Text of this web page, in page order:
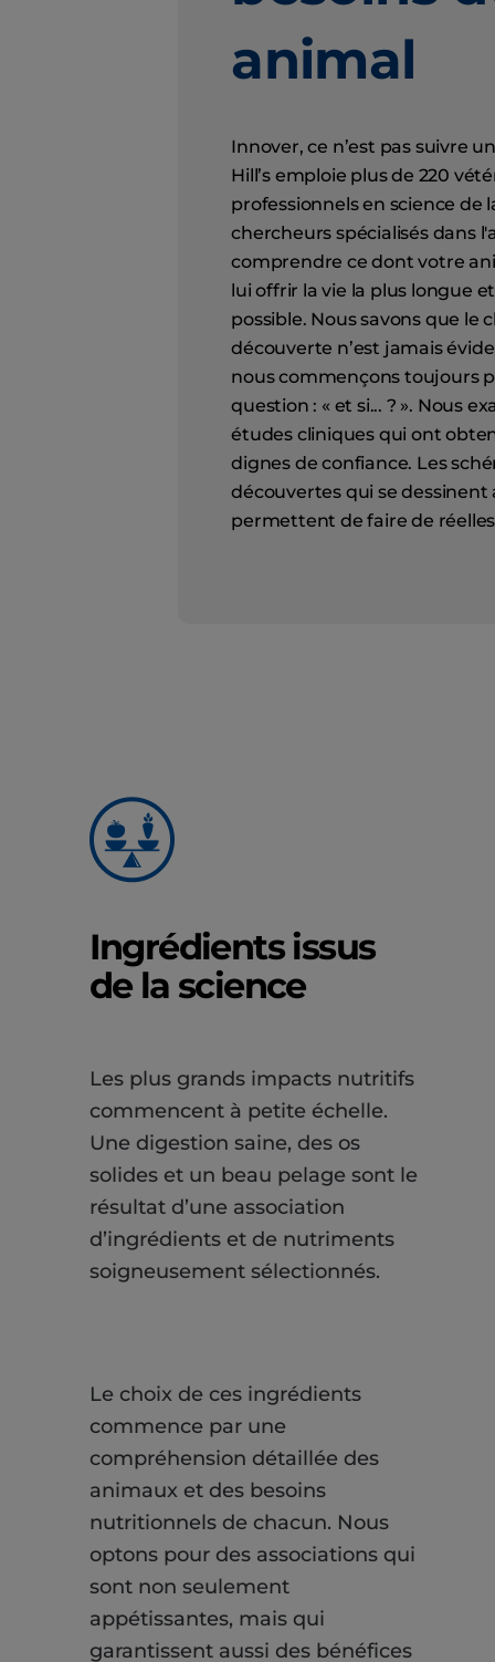
animal
Innover, ce n’est pas suivre
Hill’s emploie plus de 220
professionnels en science de
chercheurs spécialisés dans
comprendre ce dont votre
lui offrir la vie la plus longue
possible. Nous savons que le
découverte n’est jamais
nous commençons toujours
question : « et si... ? ». Nous
études cliniques qui ont
dignes de confiance. Les
découvertes qui se dessinent
permettent de faire de
Ingrédients issus
de la science
Les plus grands impacts nutritifs
commencent à petite échelle.
Une digestion saine, des os
solides et un beau pelage sont le
résultat d’une association
d’ingrédients et de nutriments
soigneusement sélectionnés.
Le choix de ces ingrédients
commence par une
compréhension détaillée des
animaux et des besoins
nutritionnels de chacun. Nous
optons pour des associations qui
sont non seulement
appétissantes, mais qui
garantissent aussi des bénéfices